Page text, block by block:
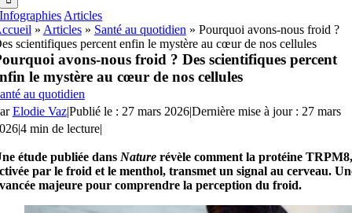
Infographies Articles
» Articles» Santé au quotidien » Pourquoi avons-nous froid ?
scientifiques percent enfin le mystère au cœur de nos cellules
avons-nous froid ? Des scientifiques percent
le mystère au cœur de nos cellules
au quotidien
Elodie Vaz|Publié le : 27 mars 2026|Dernière mise à jour : 27 mars
|4 min de lecture|
étude publiée dans Naturerévèle comment la protéine TRPM8,
par le froid et le menthol, transmet un signal au cerveau.
majeure pour comprendre la perception du froid.